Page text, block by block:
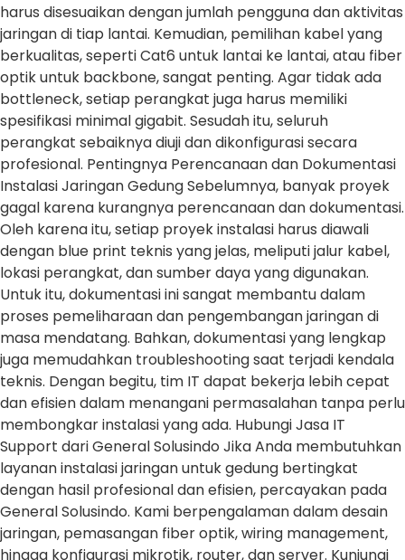
harus disesuaikan dengan jumlah pengguna dan aktivitas
jaringan di tiap lantai. Kemudian, pemilihan kabel yang
berkualitas, seperti Cat6 untuk lantai ke lantai, atau fiber
optik untuk backbone, sangat penting. Agar tidak ada
bottleneck, setiap perangkat juga harus memiliki
spesifikasi minimal gigabit. Sesudah itu, seluruh
perangkat sebaiknya diuji dan dikonfigurasi secara
profesional. Pentingnya Perencanaan dan Dokumentasi
Instalasi Jaringan Gedung Sebelumnya, banyak proyek
gagal karena kurangnya perencanaan dan dokumentasi.
Oleh karena itu, setiap proyek instalasi harus diawali
dengan blue print teknis yang jelas, meliputi jalur kabel,
lokasi perangkat, dan sumber daya yang digunakan.
Untuk itu, dokumentasi ini sangat membantu dalam
proses pemeliharaan dan pengembangan jaringan di
masa mendatang. Bahkan, dokumentasi yang lengkap
juga memudahkan troubleshooting saat terjadi kendala
teknis. Dengan begitu, tim IT dapat bekerja lebih cepat
dan efisien dalam menangani permasalahan tanpa perlu
membongkar instalasi yang ada. Hubungi Jasa IT
Support dari General Solusindo Jika Anda membutuhkan
layanan instalasi jaringan untuk gedung bertingkat
dengan hasil profesional dan efisien, percayakan pada
General Solusindo. Kami berpengalaman dalam desain
jaringan, pemasangan fiber optik, wiring management,
hingga konfigurasi mikrotik, router, dan server. Kunjungi